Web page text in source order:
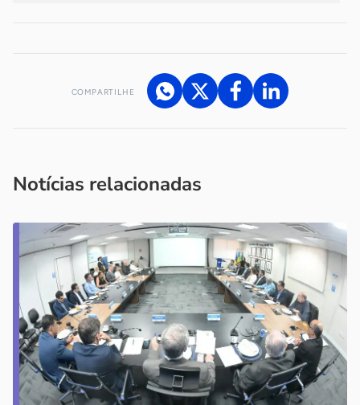
COMPARTILHE
Notícias relacionadas